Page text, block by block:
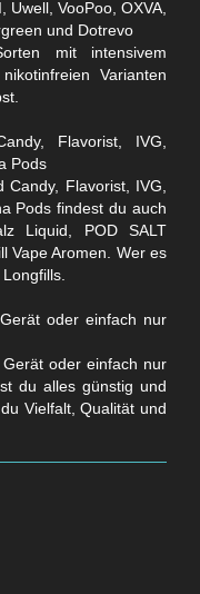
mit intensivem
Varianten
Candy, Flavorist, IVG,
Pods findest du auch
Liquid, POD SALT
Vape Aromen. Wer es
oder einfach nur
du alles günstig und
Vielfalt, Qualität und